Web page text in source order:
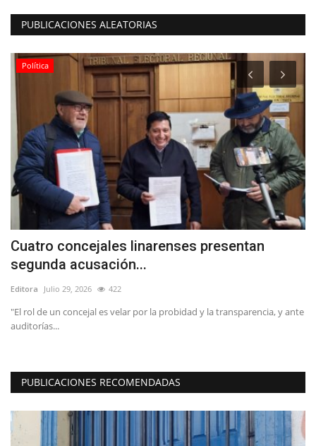
PUBLICACIONES ALEATORIAS
Política
Cuatro concejales linarenses presentan
segunda acusación...
Editora Julio 29, 2026 422
"El rol de un concejal es velar por la probidad y la transparencia, y ante
auditorías...
PUBLICACIONES RECOMENDADAS